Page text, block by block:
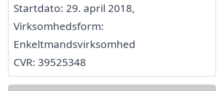
Startdato: 29. april 2018,
Virksomhedsform:
Enkeltmandsvirksomhed
CVR: 39525348